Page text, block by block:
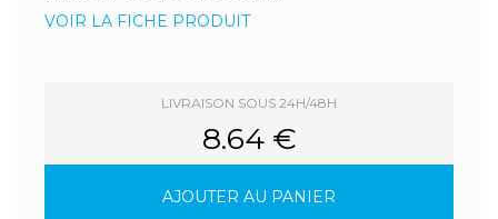
VOIR LA FICHE PRODUIT
LIVRAISON SOUS 24H/48H
8.64 €
AJOUTER AU PANIER